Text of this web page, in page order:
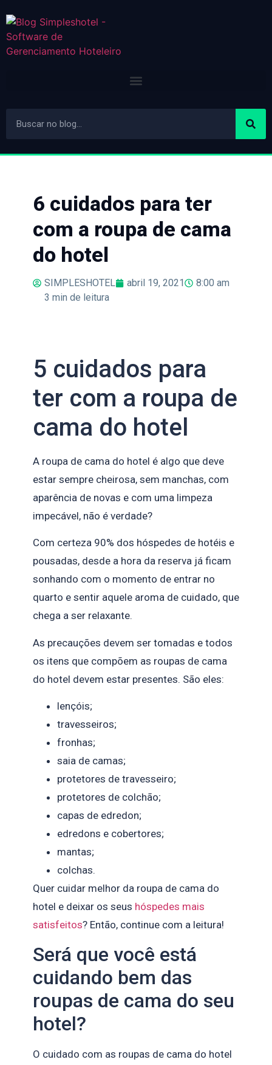
6 cuidados para ter
com a roupa de cama
do hotel
SIMPLESHOTEL abril 19, 2021
8:00 am
3 min de leitura
5 cuidados para
ter com a roupa de
cama do hotel
A roupa de cama do hotel é algo que deve
estar sempre cheirosa, sem manchas, com
aparência de novas e com uma limpeza
impecável, não é verdade?
Com certeza 90% dos hóspedes de hotéis e
pousadas, desde a hora da reserva já ficam
sonhando com o momento de entrar no
quarto e sentir aquele aroma de cuidado, que
chega a ser relaxante.
As precauções devem ser tomadas e todos
os itens que compõem as roupas de cama
do hotel devem estar presentes. São eles:
lençóis;
travesseiros;
fronhas;
saia de camas;
protetores de travesseiro;
protetores de colchão;
capas de edredon;
edredons e cobertores;
mantas;
colchas.
Quer cuidar melhor da roupa de cama do
hotel e deixar os seus hóspedes mais
satisfeitos? Então, continue com a leitura!
Será que você está
cuidando bem das
roupas de cama do seu
hotel?
O cuidado com as roupas de cama do hotel